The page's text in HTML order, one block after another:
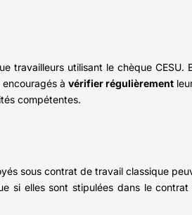
travailleurs utilisant le chèque CESU.
encouragés àvérifier régulièrement
compétentes.
sous contrat de travail classique
si elles sont stipulées dans le